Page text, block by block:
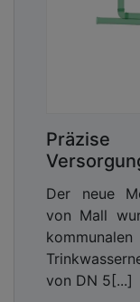
Präzise
Der neue
von Mall
von DN 5[...]